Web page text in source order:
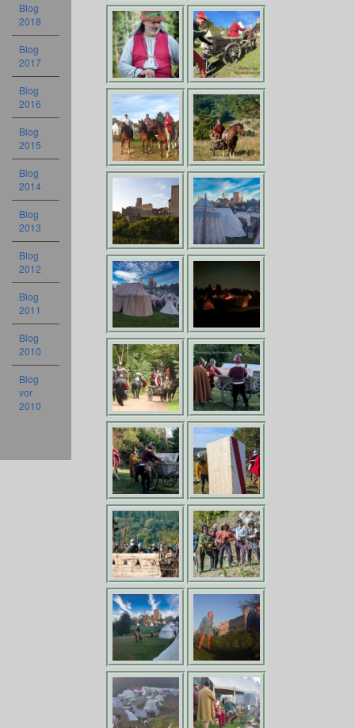
Blog
2018
Blog
2017
Blog
2016
Blog
2015
Blog
2014
Blog
2013
Blog
2012
Blog
2011
Blog
2010
Blog
vor
2010